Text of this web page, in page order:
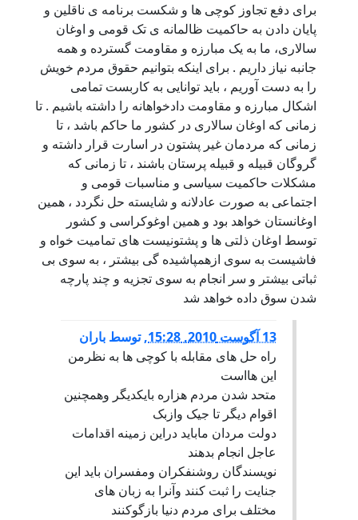
برای دفع تجاوز کوچی ها و شکست برنامه ی ناقلین و
پایان دادن به حاکمیت ظالمانه ی تک قومی و اوغان
سالاری، ما به یک مبارزه و مقاومت گسترده و همه
جانبه نیاز داریم . برای اینکه بتوانیم حقوق مردم خویش
را به دست آوریم ، باید توانایی به کاربست تمامی
اشکال مبارزه و مقاومت دادخواهانه را داشته باشیم . تا
زمانی که اوغان سالاری در کشور ما حاکم باشد ، تا
زمانی که مردمان غیر پشتون در اسارت قرار داشته و
گروگان قبیله و قبیله پرستان باشند ، تا زمانی که
مشکلات حاکمیت سیاسی و مناسبات قومی و
اجتماعی به صورت عادلانه و شایسته حل نگردد ، همین
اوغانستان خواهد بود و همین اوغوکراسی و کشور
توسط اوغان ذلتی ها و پشتونیست های تمامیت خواه و
فاشیست به سوی ازهمپاشیده گی بیشتر ، به سوی بی
ثباتی بیشتر و سر انجام به سوی تجزیه و چند پارچه
شدن سوق داده خواهد شد
13 آگوست 2010, 15:28 ,توسط باران
راه حل های مقابله با کوچی ها به نظرمن
این هااست
متحد شدن مردم هزاره بایکدیگر وهمچنین
اقوام دیگر تا جیک وازبک
دولت مردان ماباید دراین زمینه اقدامات
عاجل انجام بدهند
نویسندگان روشنفکران ومفسران باید این
جنایت را ثبت کنند وآنرا به زبان های
مختلف برای مردم دنیا بازگوکنند